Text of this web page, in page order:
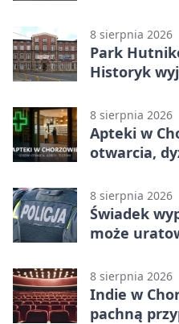
8 sierpnia 2026
Park
Historyk
8 sierpnia 2026
Apteki w
otwarcia,
8 sierpnia 2026
Świadek
może
8 sierpnia 2026
Indie w
pachną